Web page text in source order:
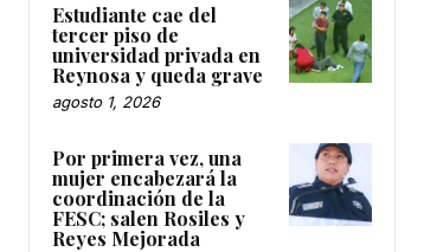
Estudiante cae del
tercer piso de
universidad privada en
Reynosa y queda grave
agosto 1, 2026
Por primera vez, una
mujer encabezará la
coordinación de la
FESC; salen Rosiles y
Reyes Mejorada